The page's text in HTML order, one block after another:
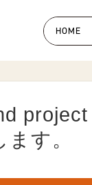
HOME
project
す。